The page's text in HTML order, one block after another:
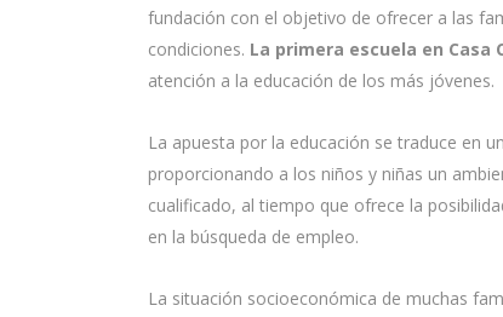
fundación con el objetivo de ofrecer a las
condiciones. La primera escuela en Casa
atención a la educación de los más jóvenes.
La apuesta por la educación se traduce en
proporcionando a los niños y niñas un
cualificado, al tiempo que ofrece la
en la búsqueda de empleo.
La situación socioeconómica de muchas